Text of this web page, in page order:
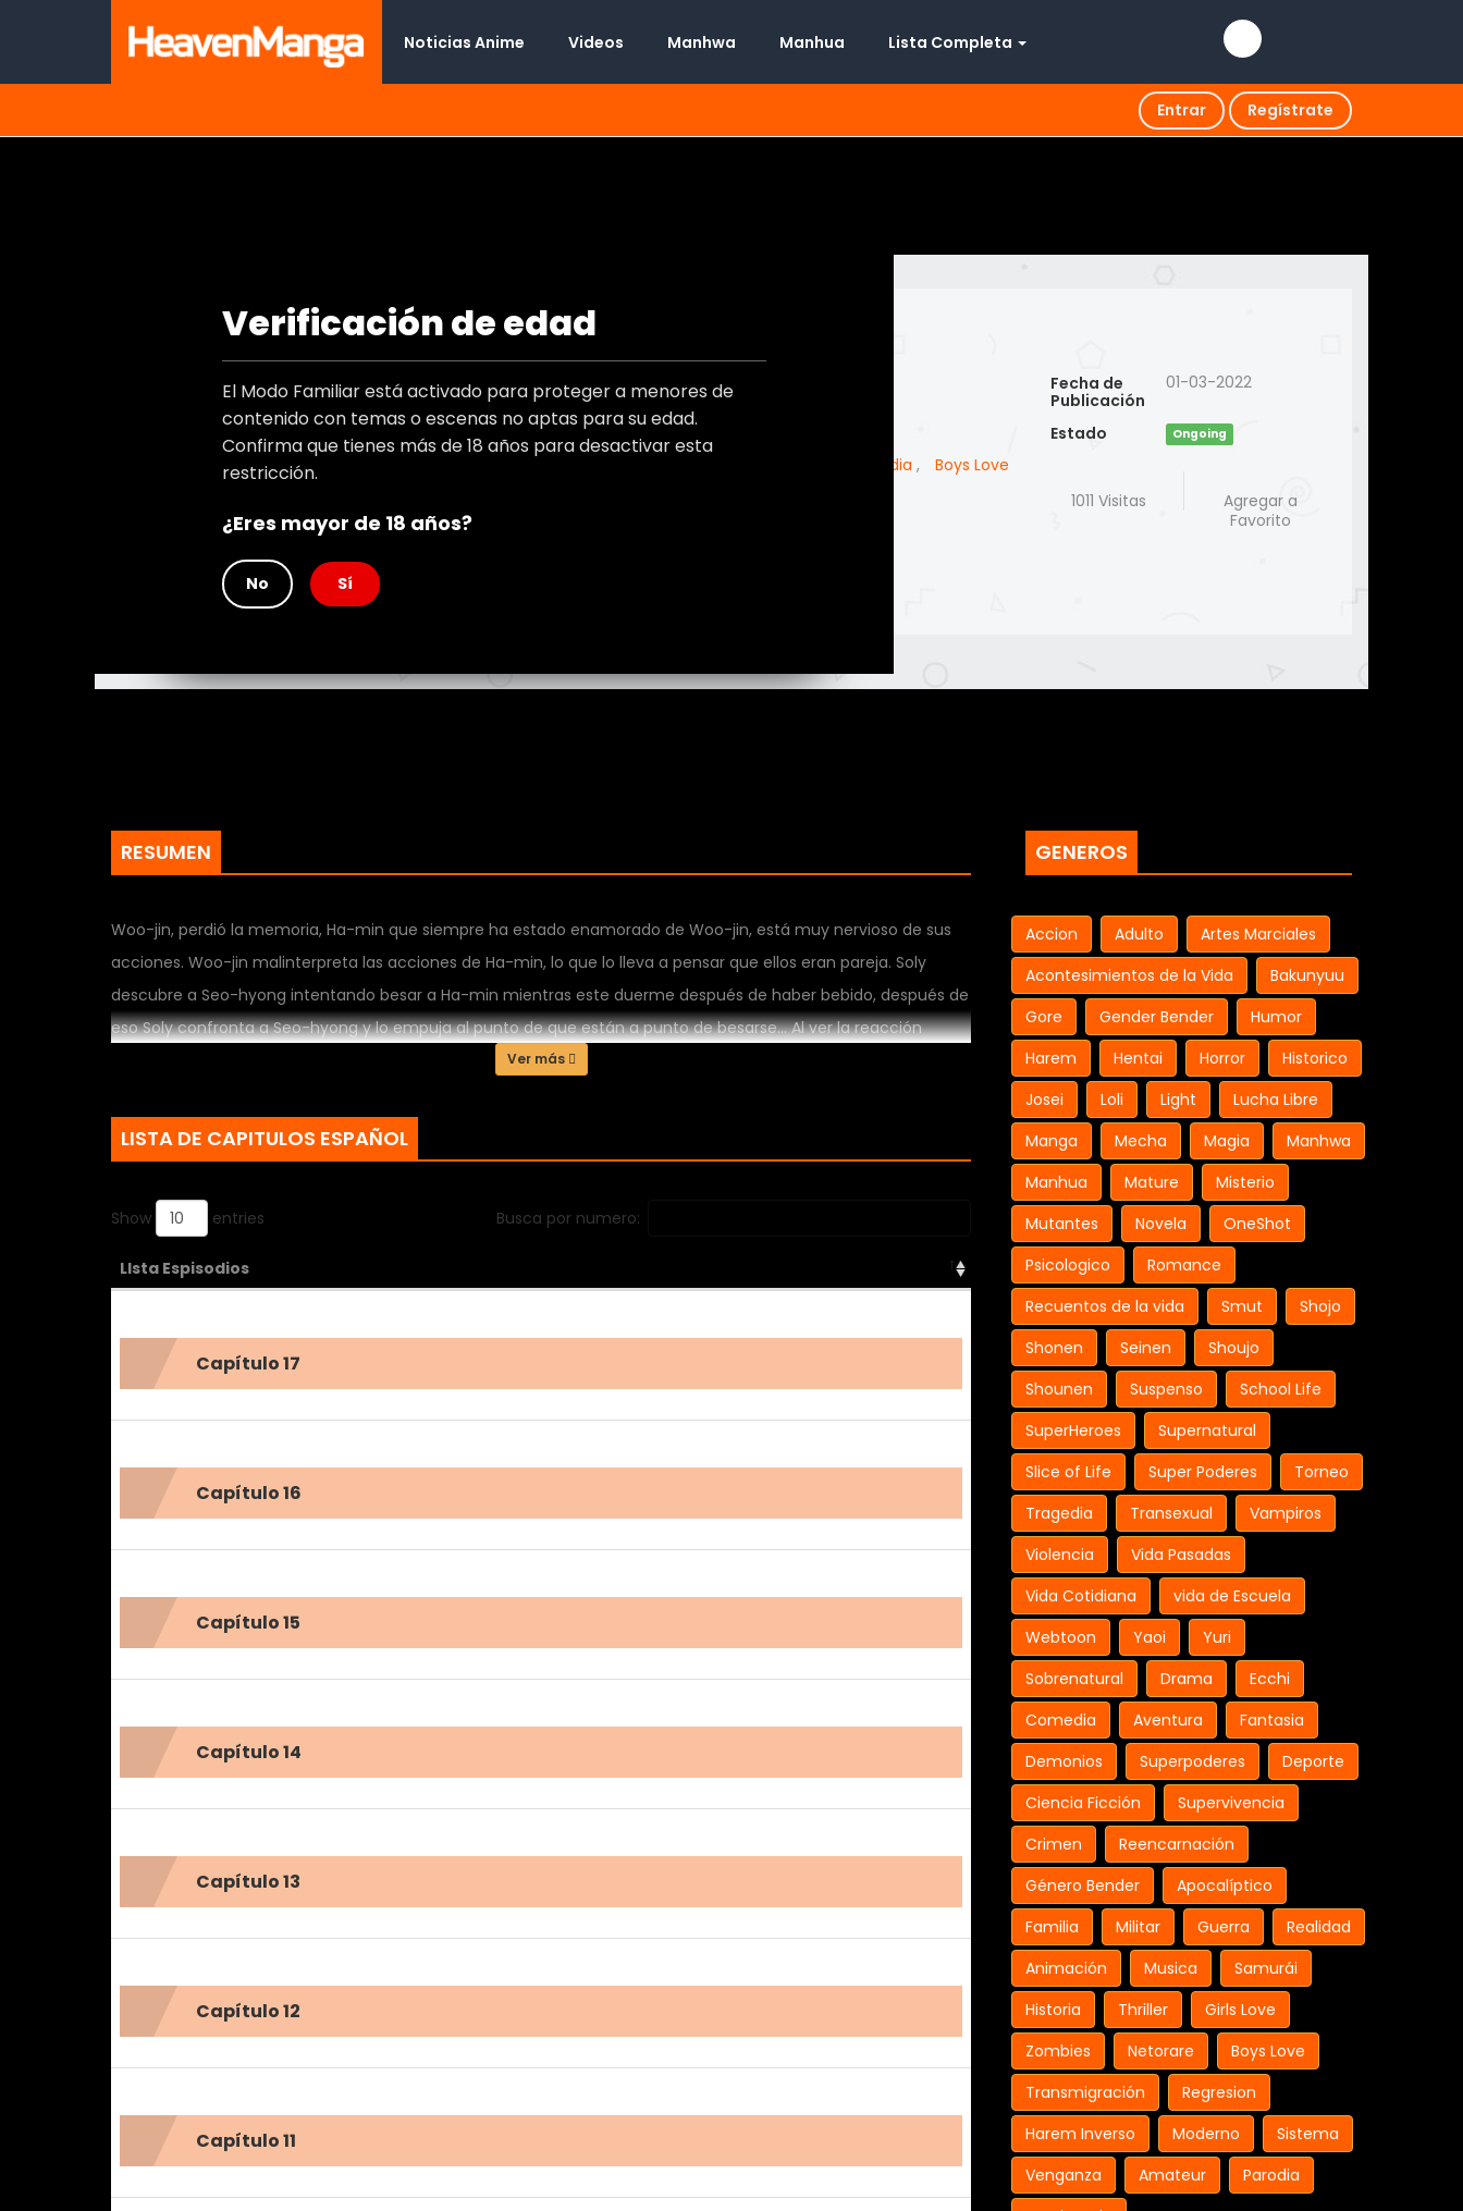
Noticias Anime Videos Manhwa Manhua Lista Completa
Entrar Regístrate
Verificación de edad
El Modo Familiar está activado para proteger a menores de
contenido con temas o escenas no aptas para su edad.
Confirma que tienes más de 18 años para desactivar esta
restricción.
¿Eres mayor de 18 años?
No Sí
Type
Manhwa
Titulo Alt
플라시보 크러시
Autor(es)
Desconocido
Artist(s)
Desconocido
Comedia ,
Boys Love
Fecha de
Publicación
01-03-2022
Estado Ongoing
1011 Visitas
Agregar a
Favorito
RESUMEN
Woo-jin, perdió la memoria, Ha-min que siempre ha estado enamorado de Woo-jin, está muy nervioso de sus
acciones. Woo-jin malinterpreta las acciones de Ha-min, lo que lo lleva a pensar que ellos eran pareja. Soly
descubre a Seo-hyong intentando besar a Ha-min mientras este duerme después de haber bebido, después de
eso Soly confronta a Seo-hyong y lo empuja al punto de que están a punto de besarse... Al ver la reacción
nerviosa de Seo-hyong, le dice que es muy joven y aún no sabe sobre las emociones, ¡¡Pero la reacción de Seo-
Ver más
LISTA DE CAPITULOS ESPAÑOL
Show entries Busca por numero:
LIsta Espisodios
Capítulo 17
Capítulo 16
Capítulo 15
Capítulo 14
Capítulo 13
Capítulo 12
Capítulo 11
GENEROS
Accion Adulto
Artes Marciales
Acontesimientos de la Vida
Bakunyuu
Gore
Gender Bender
Humor
Harem
Hentai Horror
Historico
Josei
Loli Light
Lucha Libre
Manga
Mecha Magia
Manhwa
Manhua
Mature
Misterio
Mutantes
Novela
OneShot
Psicologico
Romance
Recuentos de la vida
Smut
Shojo
Shonen
Seinen
Shoujo
Shounen
Suspenso
School Life
SuperHeroes
Supernatural
Slice of Life
Super Poderes
Torneo
Tragedia
Transexual
Vampiros
Violencia
Vida Pasadas
Vida Cotidiana
vida de Escuela
Webtoon
Yaoi
Yuri
Sobrenatural
Drama
Ecchi
Comedia
Aventura
Fantasia
Demonios
Superpoderes
Deporte
Ciencia Ficción
Supervivencia
Crimen
Reencarnación
Género Bender
Apocalíptico
Familia
Militar Guerra
Realidad
Animación
Musica
Samurái
Historia
Thriller
Girls Love
Zombies
Netorare
Boys Love
Transmigración
Regresion
Harem Inverso
Moderno
Sistema
Venganza
Amateur
Parodia